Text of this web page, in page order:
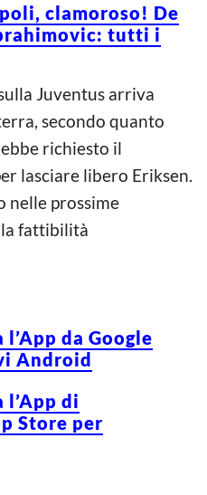
clamoroso! De
tutti i
Juventus arriva
secondo quanto
richiesto il
lasciare libero Eriksen.
nelle prossime
fattibilità
da Google
Android
l’App di
Store per